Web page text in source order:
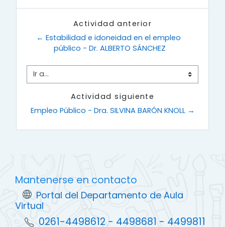
Actividad anterior
← Estabilidad e idoneidad en el empleo
público - Dr. ALBERTO SÁNCHEZ
Ir a...
Actividad siguiente
Empleo Público - Dra. SILVINA BARÓN KNOLL →
Mantenerse en contacto
Portal del Departamento de Aula
Virtual
0261-4498612 - 4498681 - 4499811